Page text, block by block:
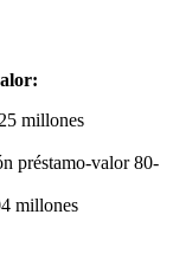
millones
préstamo-valor 80-
millones